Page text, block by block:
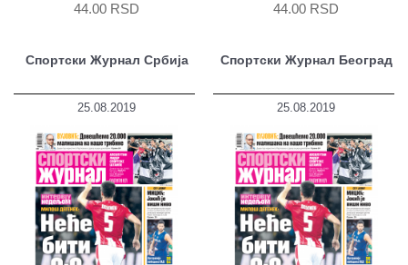
44.00 RSD 44.00 RSD
Спортски Журнал Србија
25.08.2019
Спортски Журнал Београд
25.08.2019